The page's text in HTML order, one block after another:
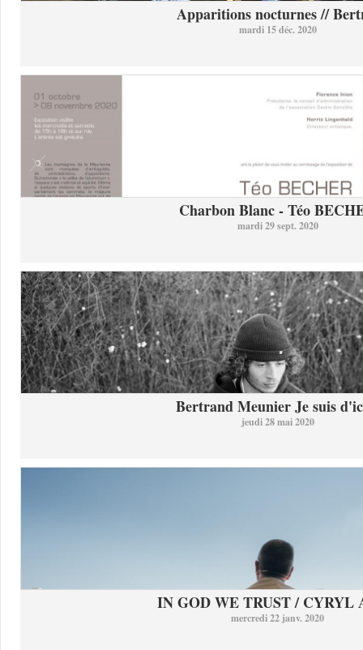
Apparitions nocturnes //
mardi 15 déc. 2020
Charbon Blanc - Téo
mardi 29 sept. 2020
Bertrand Meunier Je suis
jeudi 28 mai 2020
IN GOD WE TRUST / CYRYL
mercredi 22 janv. 2020